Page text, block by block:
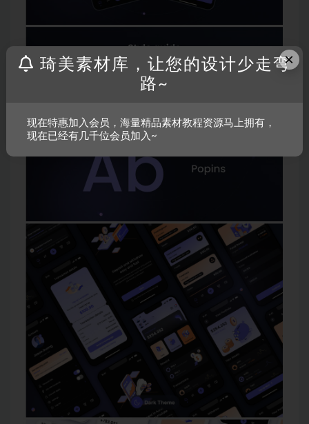
×
琦美素材库，让您的设计少走弯
路~
现在特惠加入会员，海量精品素材教程资源马上拥有，
现在已经有几千位会员加入~